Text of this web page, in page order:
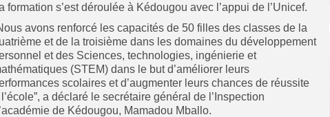
formation s’est déroulée à Kédougou avec l’appui de l’Unicef.
avons renforcé les capacités de 50 filles des classes de la
et de la troisième dans les domaines du développement
et des Sciences, technologies, ingénierie et
(STEM) dans le but d’améliorer leurs
scolaires et d’augmenter leurs chances de réussite
a déclaré le secrétaire général de l’Inspection
de Kédougou, Mamadou Mballo.